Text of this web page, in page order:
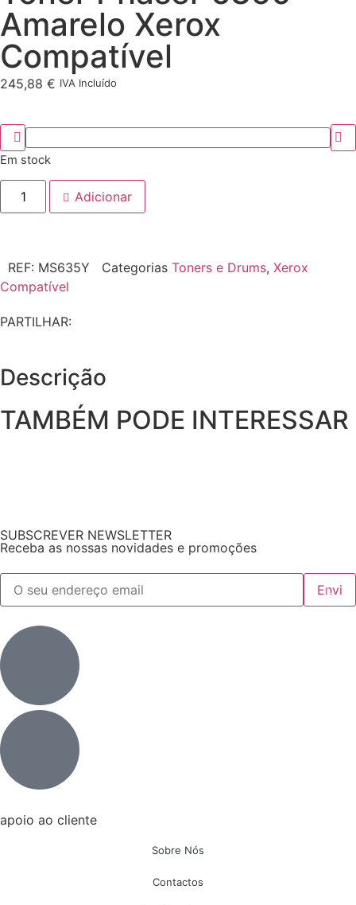
Amarelo Xerox
Compatível
245,88 € IVA Incluído
Em stock
Adicionar
REF: MS635Y Categorias Toners e Drums, Xerox
Compatível
PARTILHAR:
Descrição
TAMBÉM PODE INTERESSAR
SUBSCREVER NEWSLETTER
Receba as nossas novidades e promoções
apoio ao cliente
Sobre Nós
Contactos